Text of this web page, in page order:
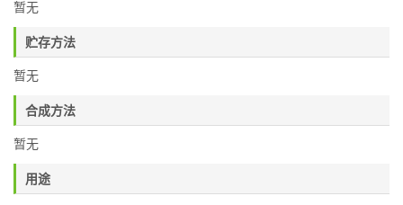
暂无
贮存方法
暂无
合成方法
暂无
用途